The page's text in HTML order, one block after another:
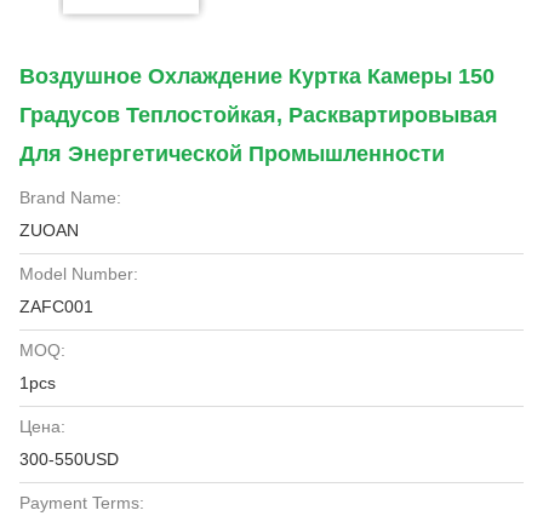
Воздушное Охлаждение Куртка Камеры 150
Градусов Теплостойкая, Расквартировывая
Для Энергетической Промышленности
Brand Name:
ZUOAN
Model Number:
ZAFC001
MOQ:
1pcs
Цена:
300-550USD
Payment Terms: